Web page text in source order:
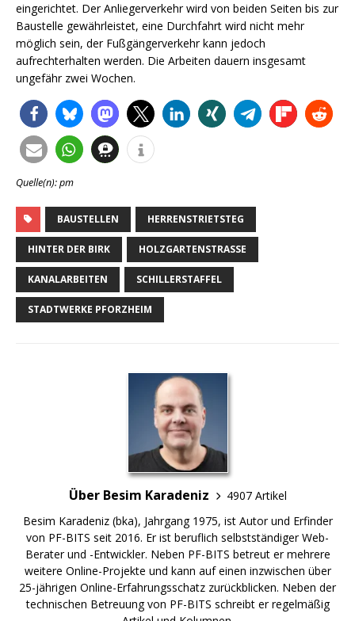
eingerichtet. Der Anliegerverkehr wird von beiden Seiten bis zur
Baustelle gewährleistet, eine Durchfahrt wird nicht mehr
möglich sein, der Fußgängerverkehr kann jedoch
aufrechterhalten werden. Die Arbeiten dauern insgesamt
ungefähr zwei Wochen.
Quelle(n): pm
BAUSTELLEN HERRENSTRIETSTEG
HINTER DER BIRK HOLZGARTENSTRASSE
KANALARBEITEN SCHILLERSTAFFEL
STADTWERKE PFORZHEIM
Über Besim Karadeniz
4907 Artikel
Besim Karadeniz (bka), Jahrgang 1975, ist Autor und Erfinder
von PF-BITS seit 2016. Er ist beruflich selbstständiger Web-
Berater und -Entwickler. Neben PF-BITS betreut er mehrere
weitere Online-Projekte und kann auf einen inzwischen über
25-jährigen Online-Erfahrungsschatz zurückblicken. Neben der
technischen Betreuung von PF-BITS schreibt er regelmäßig